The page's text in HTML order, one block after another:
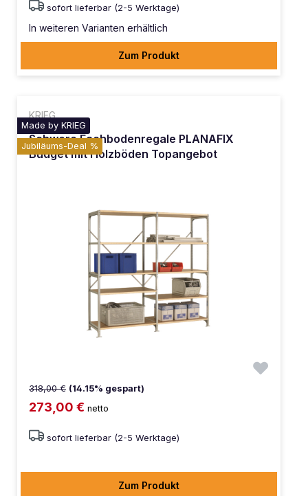
sofort lieferbar (2-5 Werktage)
In weiteren Varianten erhältlich
Zum Produkt
KRIEG
Made by KRIEG
Jubiläums-Deal %
Schwere Fachbodenregale PLANAFIX
Budget mit Holzböden Topangebot
318,00 € (14.15% gespart)
273,00 € netto
sofort lieferbar (2-5 Werktage)
Zum Produkt